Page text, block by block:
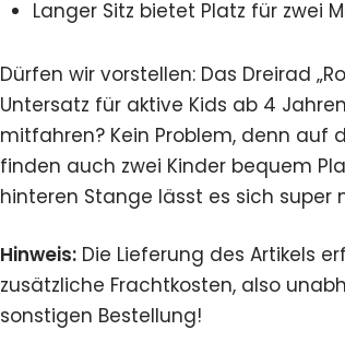
Langer Sitz bietet Platz für zwei
Dürfen wir vorstellen: Das Dreirad
Untersatz für aktive Kids ab 4
mitfahren? Kein Problem, denn auf
finden auch zwei Kinder bequem
hinteren Stange lässt es sich super
Hinweis: Die Lieferung des Artikels
zusätzliche Frachtkosten, also
sonstigen Bestellung!